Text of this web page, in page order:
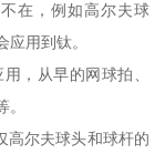
在，例如高尔夫球
用到钛。
，从早的网球拍、
高尔夫球头和球杆的